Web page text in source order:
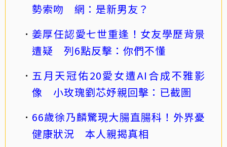
勢索吻 網：是新男友？
姜厚任認愛七世重逢！女友學歷背景
遭疑 列6點反擊：你們不懂
五月天冠佑20愛女遭AI合成不雅影
像 小玫瑰劉芯妤親回擊：已截圖
66歲徐乃麟驚現大腸直腸科！外界憂
健康狀況 本人親揭真相